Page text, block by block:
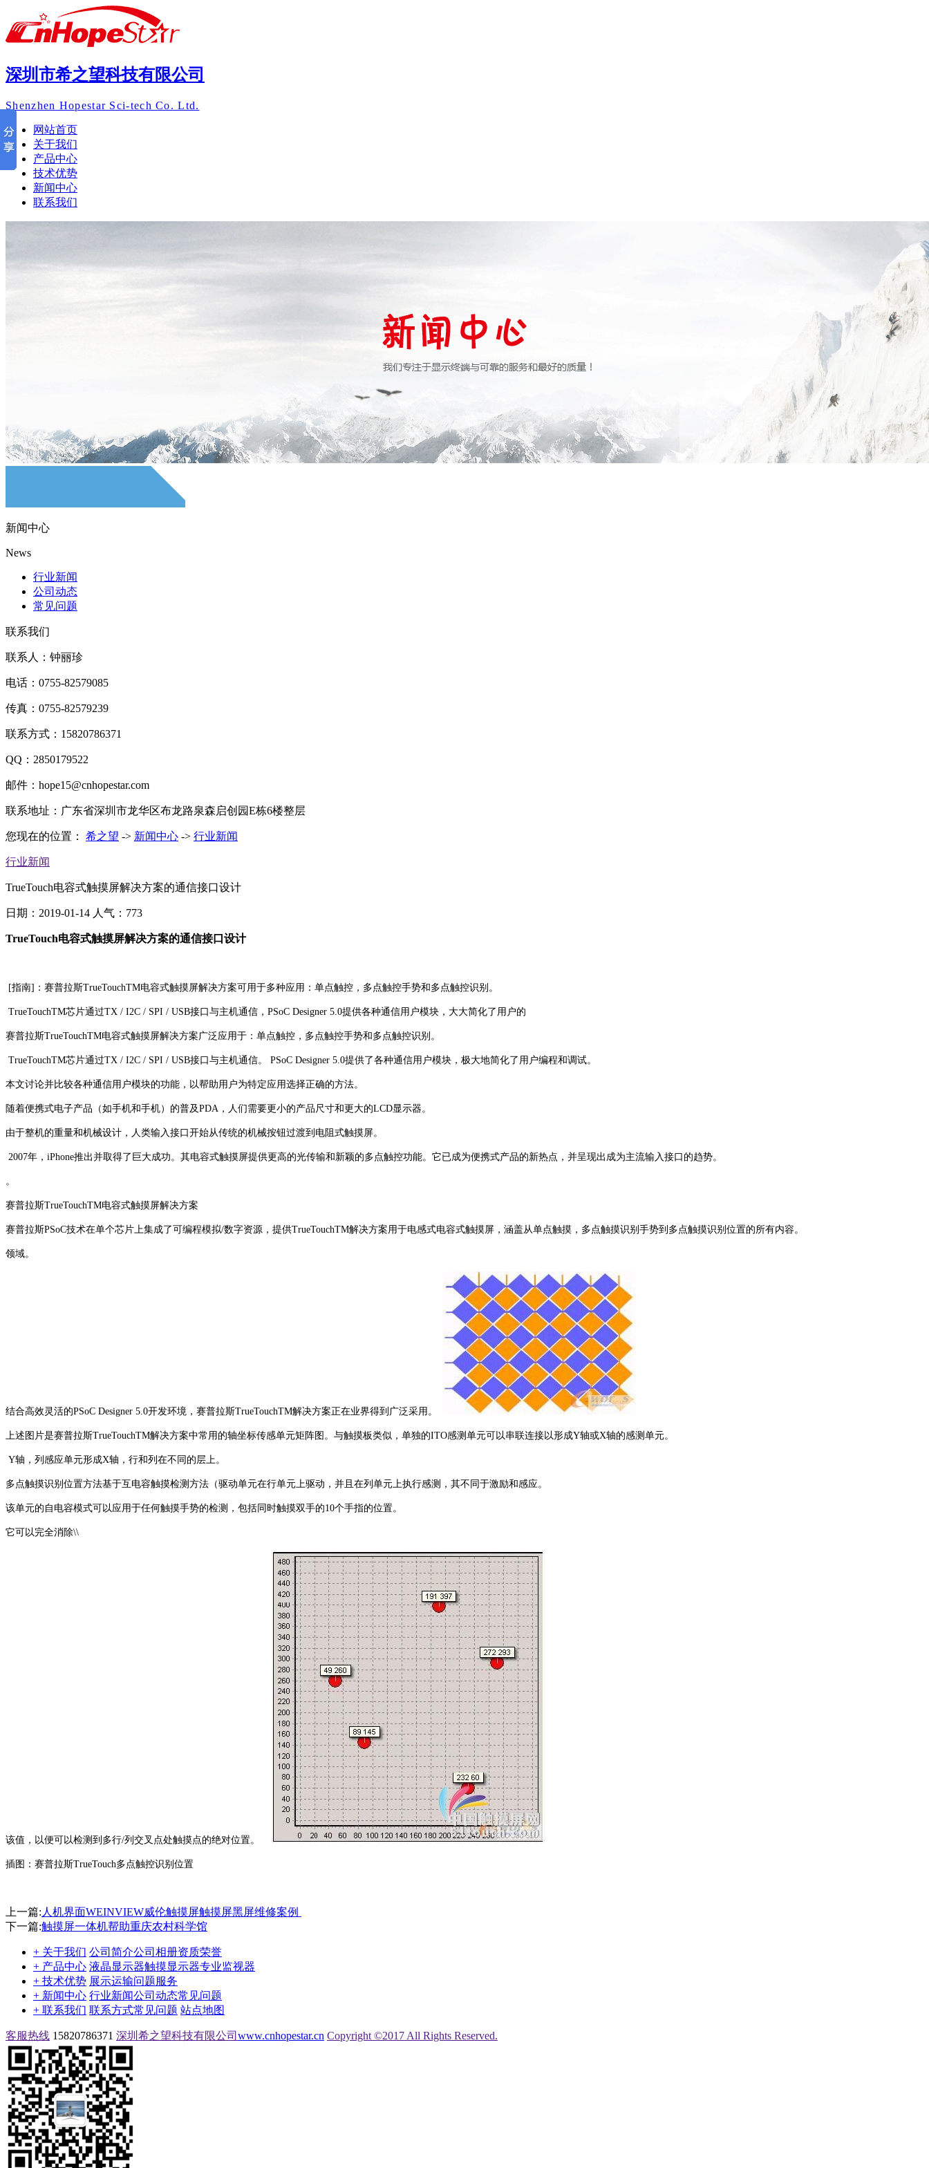
深圳市希之望科技有限公司
Shenzhen Hopestar Sci-tech Co. Ltd.
网站首页
关于我们
产品中心
技术优势
新闻中心
联系我们
新闻中心
News
行业新闻
公司动态
常见问题
联系我们
联系人：钟丽珍
电话：0755-82579085
传真：0755-82579239
联系方式：15820786371
QQ：2850179522
邮件：hope15@cnhopestar.com
联系地址：广东省深圳市龙华区布龙路泉森启创园E栋6楼整层
您现在的位置： 希之望 -> 新闻中心 -> 行业新闻
行业新闻
TrueTouch电容式触摸屏解决方案的通信接口设计
日期：2019-01-14 人气：773
TrueTouch电容式触摸屏解决方案的通信接口设计
[指南]：赛普拉斯TrueTouchTM电容式触摸屏解决方案可用于多种应用：单点触控，多点触控手势和多点触控识别。
TrueTouchTM芯片通过TX / I2C / SPI / USB接口与主机通信，PSoC Designer 5.0提供各种通信用户模块，大大简化了用户的
赛普拉斯TrueTouchTM电容式触摸屏解决方案广泛应用于：单点触控，多点触控手势和多点触控识别。
TrueTouchTM芯片通过TX / I2C / SPI / USB接口与主机通信。 PSoC Designer 5.0提供了各种通信用户模块，极大地简化了用户编程和调试。
本文讨论并比较各种通信用户模块的功能，以帮助用户为特定应用选择正确的方法。
随着便携式电子产品（如手机和手机）的普及PDA，人们需要更小的产品尺寸和更大的LCD显示器。
由于整机的重量和机械设计，人类输入接口开始从传统的机械按钮过渡到电阻式触摸屏。
2007年，iPhone推出并取得了巨大成功。其电容式触摸屏提供更高的光传输和新颖的多点触控功能。它已成为便携式产品的新热点，并呈现出成为主流输入接口的趋势。
。
赛普拉斯TrueTouchTM电容式触摸屏解决方案
赛普拉斯PSoC技术在单个芯片上集成了可编程模拟/数字资源，提供TrueTouchTM解决方案用于电感式电容式触摸屏，涵盖从单点触摸，多点触摸识别手势到多点触摸识别位置的所有内容。
领域。
结合高效灵活的PSoC Designer 5.0开发环境，赛普拉斯TrueTouchTM解决方案正在业界得到广泛采用。
上述图片是赛普拉斯TrueTouchTM解决方案中常用的轴坐标传感单元矩阵图。与触摸板类似，单独的ITO感测单元可以串联连接以形成Y轴或X轴的感测单元。
Y轴，列感应单元形成X轴，行和列在不同的层上。
多点触摸识别位置方法基于互电容触摸检测方法（驱动单元在行单元上驱动，并且在列单元上执行感测，其不同于激励和感应。
该单元的自电容模式可以应用于任何触摸手势的检测，包括同时触摸双手的10个手指的位置。
它可以完全消除\\
该值，以便可以检测到多行/列交叉点处触摸点的绝对位置。
插图：赛普拉斯TrueTouch多点触控识别位置
上一篇: 人机界面WEINVIEW威伦触摸屏触摸屏黑屏维修案例 ​
下一篇:触摸屏一体机帮助重庆农村科学馆
+ 关于我们 公司简介公司相册资质荣誉
+ 产品中心 液晶显示器触摸显示器专业监视器
+ 技术优势 展示运输问题服务
+ 新闻中心 行业新闻公司动态常见问题
+ 联系我们 联系方式常见问题 站点地图
客服热线 15820786371 深圳希之望科技有限公司 www.cnhopestar.cn Copyright ©2017 All Rights Reserved.